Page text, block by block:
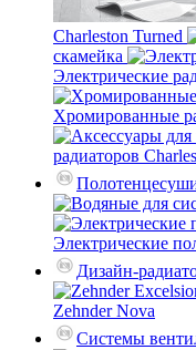
Charleston Turned
скамейка
Электрические
Хромированные
радиаторов
Электрические
Дизайн-
Zehnder Nova
Системы